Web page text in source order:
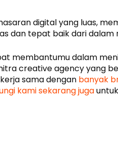
digital yang luas,
dan tepat baik dari dalam
membantumu dalam
creative agency yang
sama dengan banyak
kami sekarang juga